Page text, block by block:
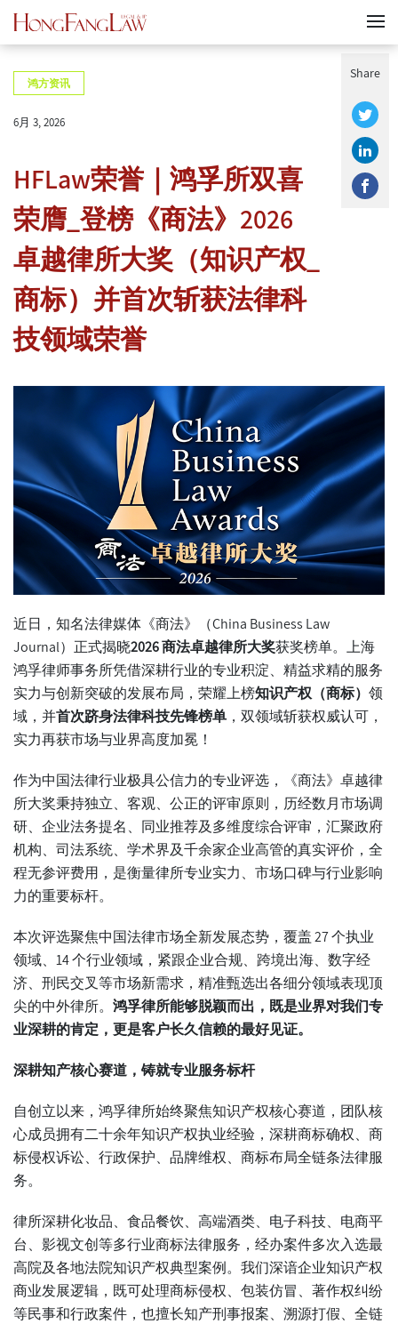
Share
鸿方资讯
6月 3, 2026
HFLaw荣誉｜鸿孚所双喜
荣膺_登榜《商法》2026
卓越律所大奖（知识产权_
商标）并首次斩获法律科
技领域荣誉
近日，知名法律媒体《商法》（China Business Law
Journal）正式揭晓2026 商法卓越律所大奖获奖榜单。上海
鸿孚律师事务所凭借深耕行业的专业积淀、精益求精的服务
实力与创新突破的发展布局，荣耀上榜知识产权（商标） 领
域，并首次跻身法律科技先锋榜单 ，双领域斩获权威认可，
实力再获市场与业界高度加冕！
作为中国法律行业极具公信力的专业评选，《商法》卓越律
所大奖秉持独立、客观、公正的评审原则，历经数月市场调
研、企业法务提名、同业推荐及多维度综合评审，汇聚政府
机构、司法系统、学术界及千余家企业高管的真实评价，全
程无参评费用，是衡量律所专业实力、市场口碑与行业影响
力的重要标杆。
本次评选聚焦中国法律市场全新发展态势，覆盖 27 个执业
领域、14 个行业领域，紧跟企业合规、跨境出海、数字经
济、刑民交叉等市场新需求，精准甄选出各细分领域表现顶
尖的中外律所。 鸿孚律所能够脱颖而出，既是业界对我们专
业深耕的肯定，更是客户长久信赖的最好见证。
深耕知产核心赛道，铸就专业服务标杆
自创立以来，鸿孚律所始终聚焦知识产权核心赛道，团队核
心成员拥有二十余年知识产权执业经验，深耕商标确权、商
标侵权诉讼、行政保护、品牌维权、商标布局全链条法律服
务。
律所深耕化妆品、食品餐饮、高端酒类、电子科技、电商平
台、影视文创等多行业商标法律服务，经办案件多次入选最
高院及各地法院知识产权典型案例。我们深谙企业知识产权
商业发展逻辑，既可处理商标侵权、包装仿冒、著作权纠纷
等民事和行政案件，也擅长知产刑事报案、溯源打假、全链